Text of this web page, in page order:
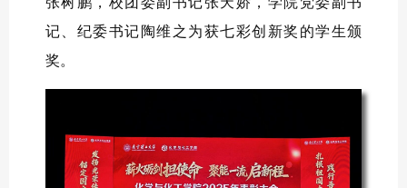
记、纪委书记陶维之为获七彩创新奖的学生颁
奖。